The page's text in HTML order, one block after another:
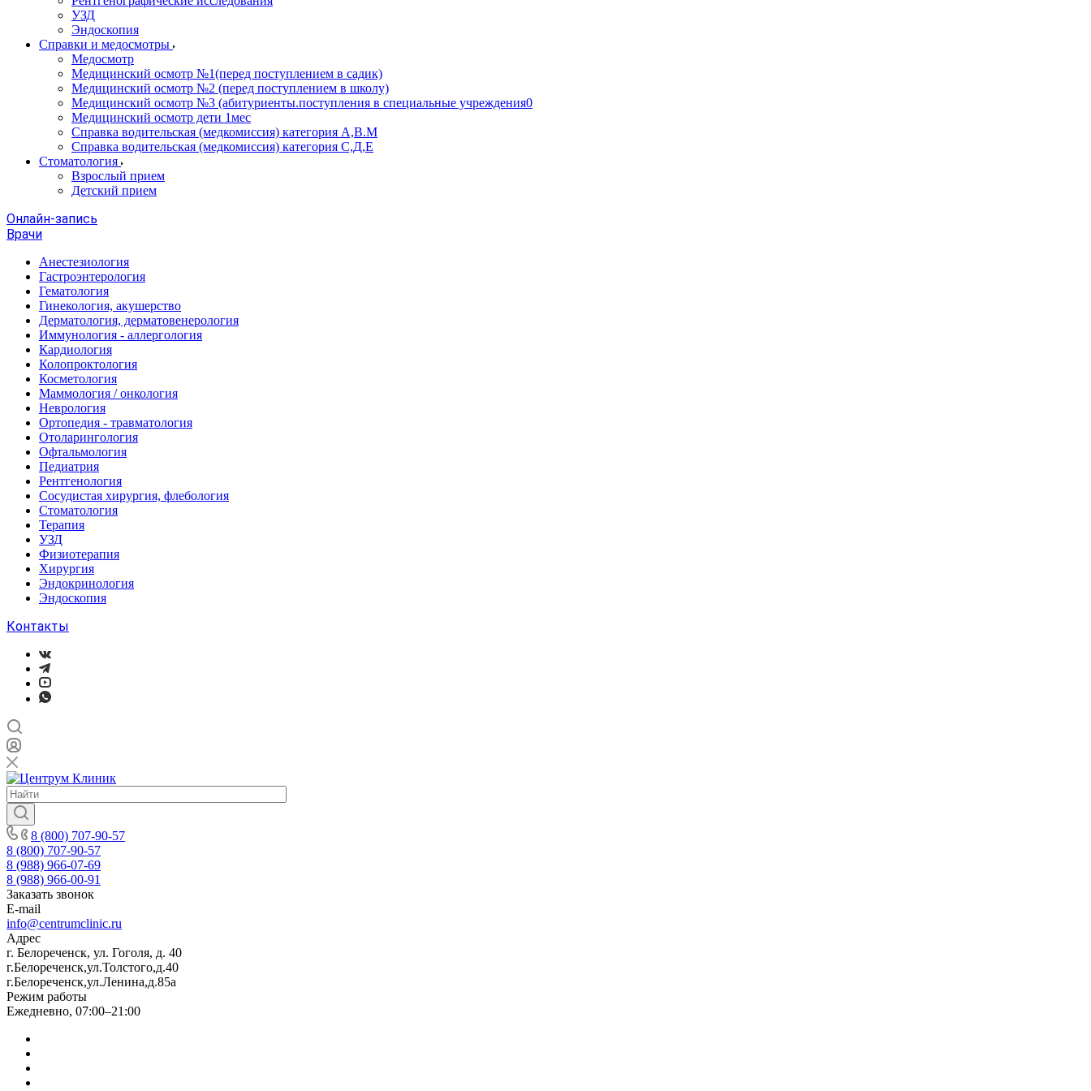
УЗД
Эндоскопия
Справки и медосмотры
Медосмотр
Медицинский осмотр №1(перед поступлением в садик)
Медицинский осмотр №2 (перед поступлением в школу)
Медицинский осмотр №3 (абитуриенты.поступления в специальные учреждения0
Медицинский осмотр дети 1мес
Справка водительская (медкомиссия) категория А,В.М
Справка водительская (медкомиссия) категория С,Д,Е
Стоматология
Взрослый прием
Детский прием
Онлайн-запись
Врачи
Анестезиология
Гастроэнтерология
Гематология
Гинекология, акушерство
Дерматология, дерматовенерология
Иммунология - аллергология
Кардиология
Колопроктология
Косметология
Маммология / онкология
Неврология
Ортопедия - травматология
Отоларингология
Офтальмология
Педиатрия
Рентгенология
Сосудистая хирургия, флебология
Стоматология
Терапия
УЗД
Физиотерапия
Хирургия
Эндокринология
Эндоскопия
Контакты
8 (800) 707-90-57
8 (800) 707-90-57
8 (988) 966-07-69
8 (988) 966-00-91
Заказать звонок
E-mail
info@centrumclinic.ru
Адрес
г. Белореченск, ул. Гоголя, д. 40
г.Белореченск,ул.Толстого,д.40
г.Белореченск,ул.Ленина,д.85а
Режим работы
Ежедневно, 07:00–21:00